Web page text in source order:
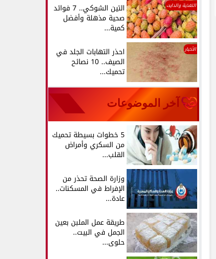
التغذية والدايت التين الشوكي.. 7 فوائد
صحية مذهلة وأفضل
كمية...
الأخبار احذر التهابات الجلد في
الصيف.. 10 نصائح
تحميك...
آخر الموضوعات
5 خطوات بسيطة تحميك
من السكري وأمراض
القلب...
وزارة الصحة تحذر من
الإفراط في المسكنات..
عادة...
طريقة عمل الملبن بعين
الجمل في البيت..
حلوى...